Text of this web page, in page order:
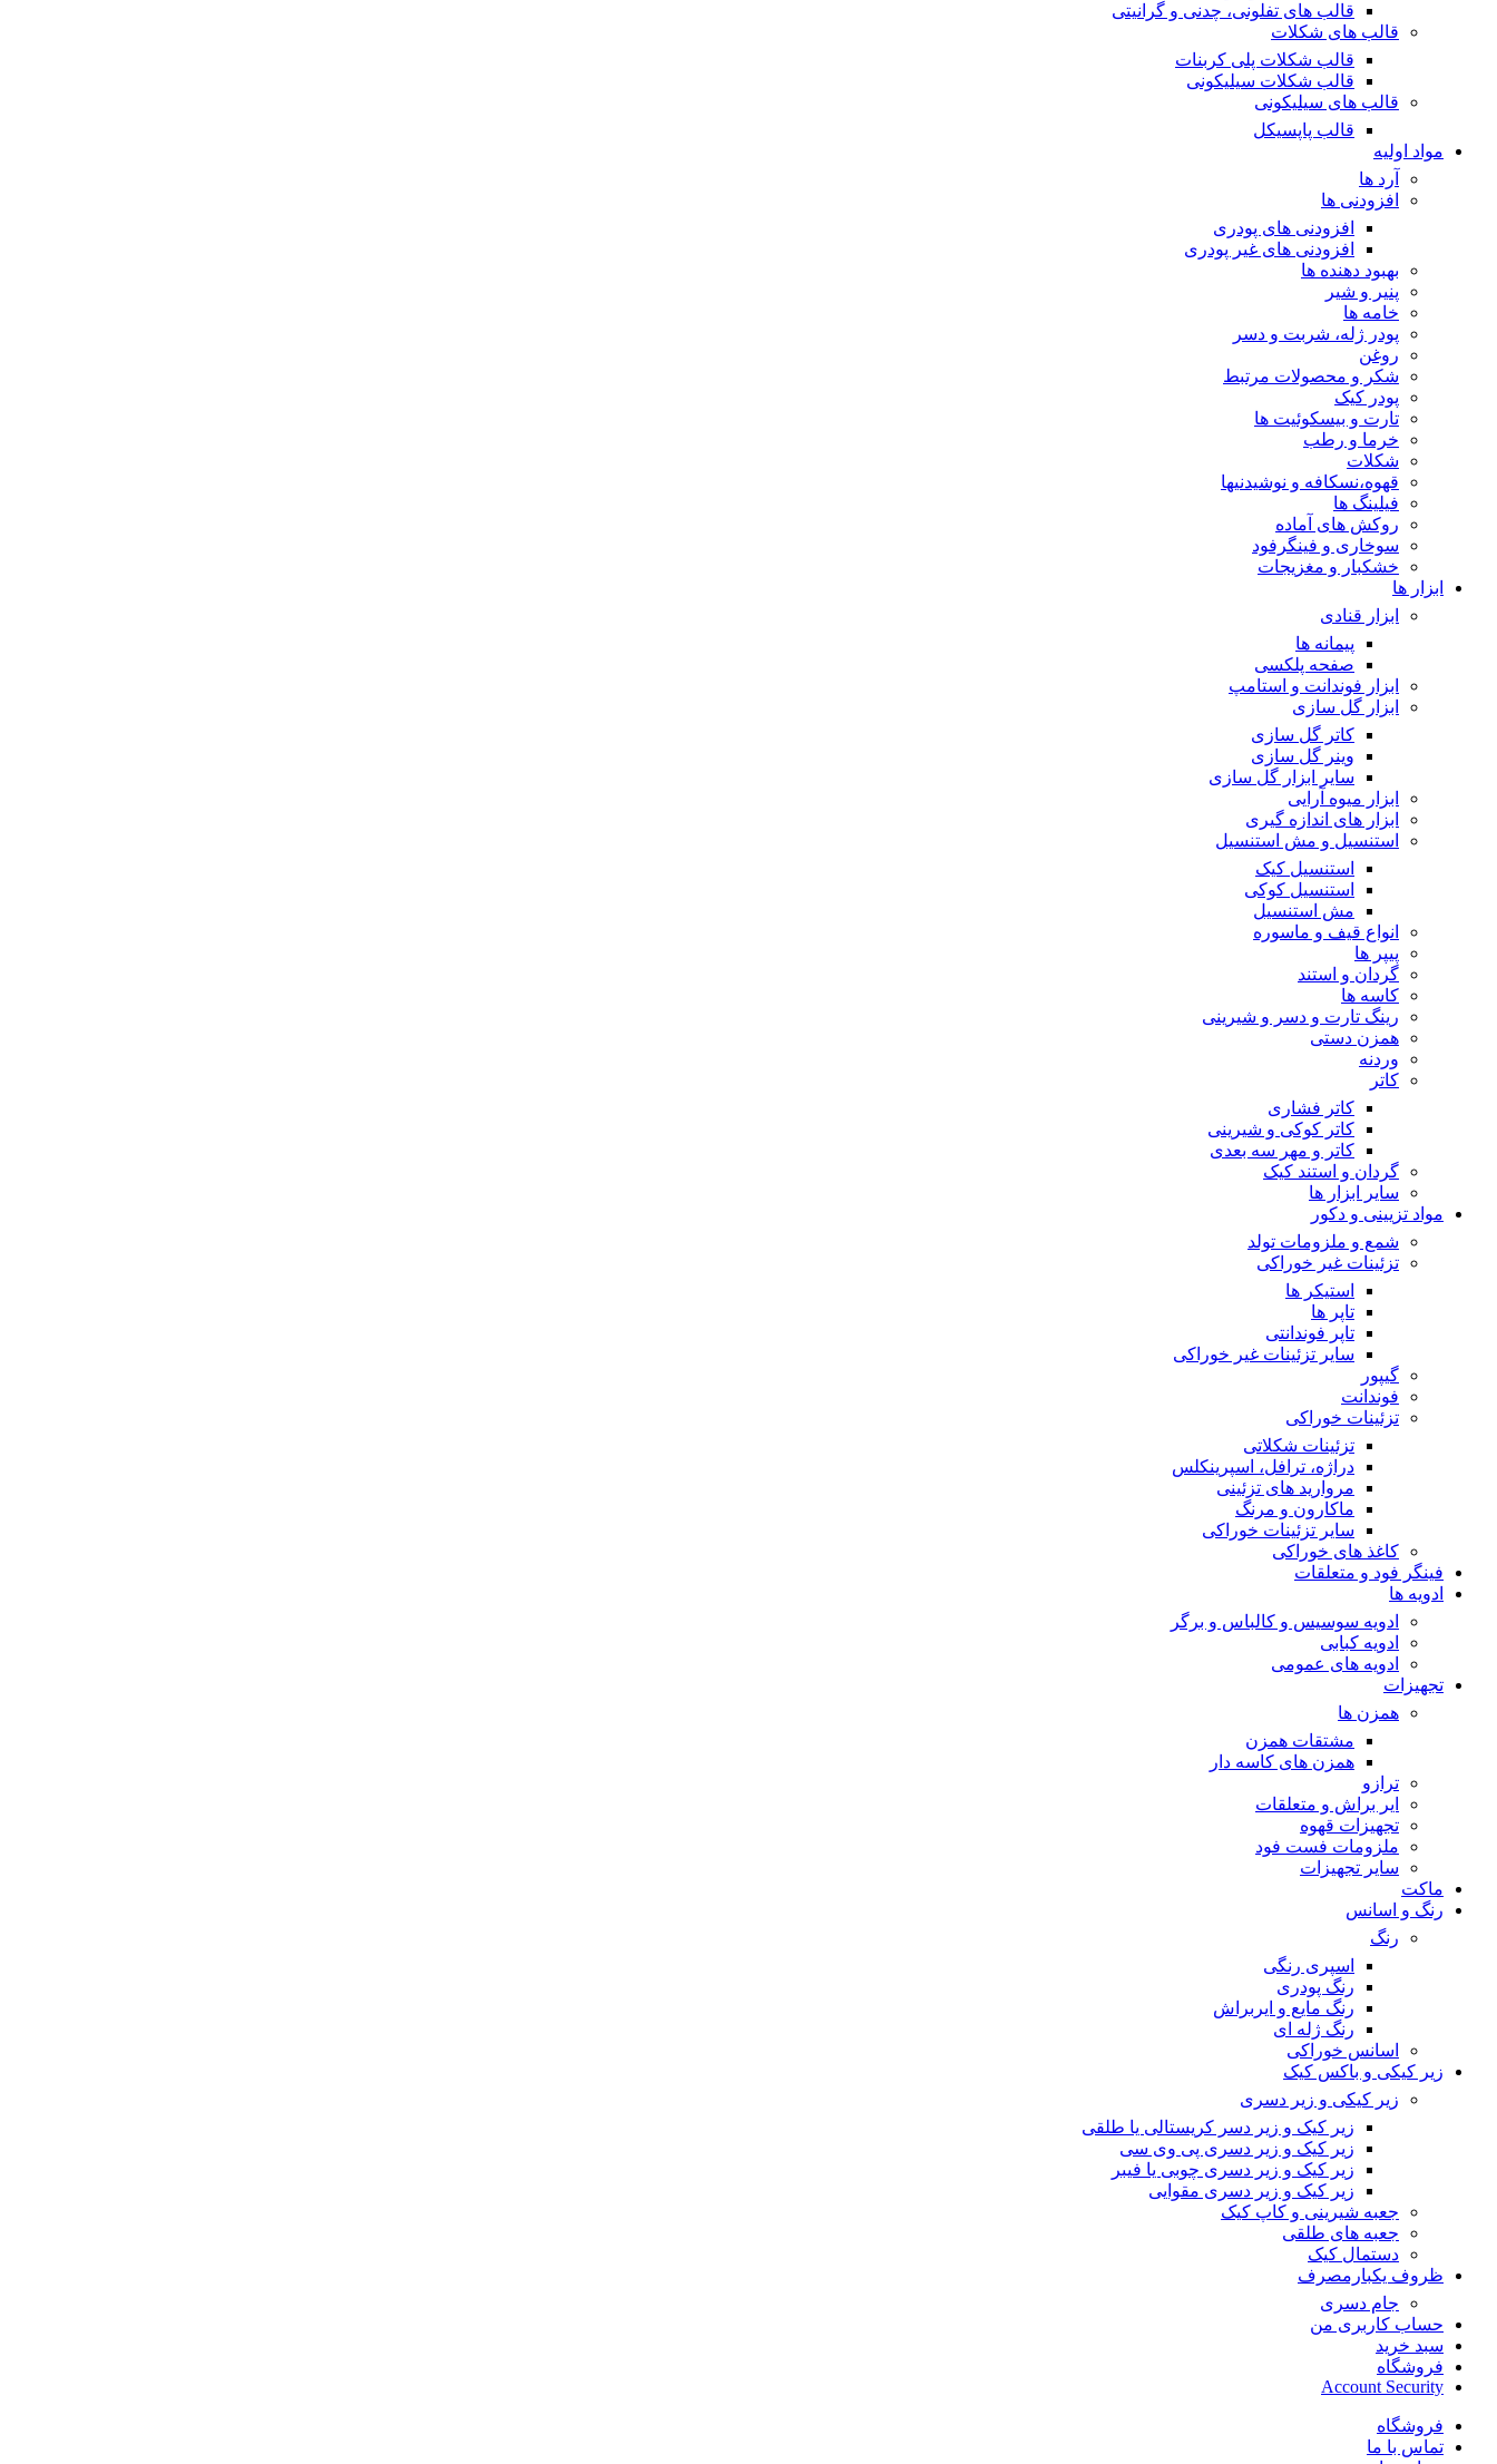
قالب های تفلونی، چدنی و گرانیتی
قالب های شکلات
قالب شکلات پلی کربنات
قالب شکلات سیلیکونی
قالب های سیلیکونی
قالب پاپسیکل
مواد اولیه
آرد ها
افزودنی ها
افزودنی های پودری
افزودنی های غیر پودری
بهبود دهنده ها
پنیر و شیر
خامه ها
پودر ژله، شربت و دسر
روغن
شکر و محصولات مرتبط
پودر کیک
تارت و بیسکوئیت ها
خرما و رطب
شکلات
قهوه،نسکافه و نوشیدنیها
فیلینگ ها
روکش های آماده
سوخاری و فینگرفود
خشکبار و مغزیجات
ابزار ها
ابزار قنادی
پیمانه ها
صفحه پلکسی
ابزار فوندانت و استامپ
ابزار گل سازی
کاتر گل سازی
وینر گل سازی
سایر ابزار گل سازی
ابزار میوه آرایی
ابزار های اندازه گیری
استنسیل و مش استنسیل
استنسیل کیک
استنسیل کوکی
مش استنسیل
انواع قیف و ماسوره
پیپر ها
گردان و استند
کاسه ها
رینگ تارت و دسر و شیرینی
همزن دستی
وردنه
کاتر
کاتر فشاری
کاتر کوکی و شیرینی
کاتر و مهر سه بعدی
گردان و استند کیک
سایر ابزار ها
مواد تزیینی و دکور
شمع و ملزومات تولد
تزئینات غیر خوراکی
استیکر ها
تاپر ها
تاپر فوندانتی
سایر تزئینات غیر خوراکی
گیپور
فوندانت
تزئینات خوراکی
تزئینات شکلاتی
دراژه، ترافل، اسپرینکلس
مروارید های تزئینی
ماکارون و مرنگ
سایر تزئینات خوراکی
کاغذ های خوراکی
فینگر فود و متعلقات
ادویه ها
ادویه سوسیس و کالباس و برگر
ادویه کبابی
ادویه های عمومی
تجهیزات
همزن ها
مشتقات همزن
همزن های کاسه دار
ترازو
ایر براش و متعلقات
تجهیزات قهوه
ملزومات فست فود
سایر تجهیزات
ماکت
رنگ و اسانس
رنگ
اسپری رنگی
رنگ پودری
رنگ مایع و ایربراش
رنگ ژله ای
اسانس خوراکی
زیر کیکی و باکس کیک
زیر کیکی و زیر دسری
زیر کیک و زیر دسر کریستالی یا طلقی
زیر کیک و زیر دسری پی وی سی
زیر کیک و زیر دسری چوبی یا فیبر
زیر کیک و زیر دسری مقوایی
جعبه شیرینی و کاپ کیک
جعبه های طلقی
دستمال کیک
ظروف یکبارمصرف
جام دسری
حساب کاربری من
سبد خرید
فروشگاه
Account Security
فروشگاه
تماس با ما